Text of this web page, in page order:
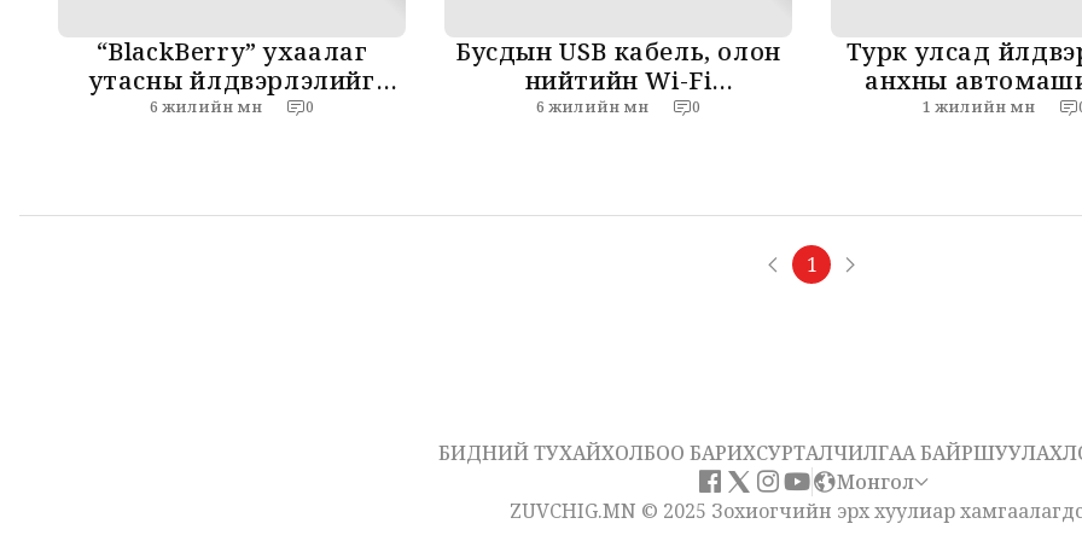
“BlackBerry” ухаалаг
утасны үйлдвэрлэлийг
зогсоож байна
6 жилийн өмнө 0
Бусдын USB кабель, олон
нийтийн Wi-Fi
ашиглахдаа юуг анхаарах
6 жилийн өмнө 0
Турк улсад
анхны
цахилгаан
1 жилийн өмнө
1
БИДНИЙ ТУХАЙХОЛБОО БАРИХСУРТАЛЧИЛГАА БАЙРШУУЛАХ
Монгол
ZUVCHIG.MN © 2025 Зохиогчийн эрх хуулиар